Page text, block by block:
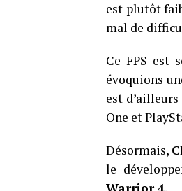
est plutôt
mal de
Ce FPS est
évoquions
est
One et
Désormais,
le